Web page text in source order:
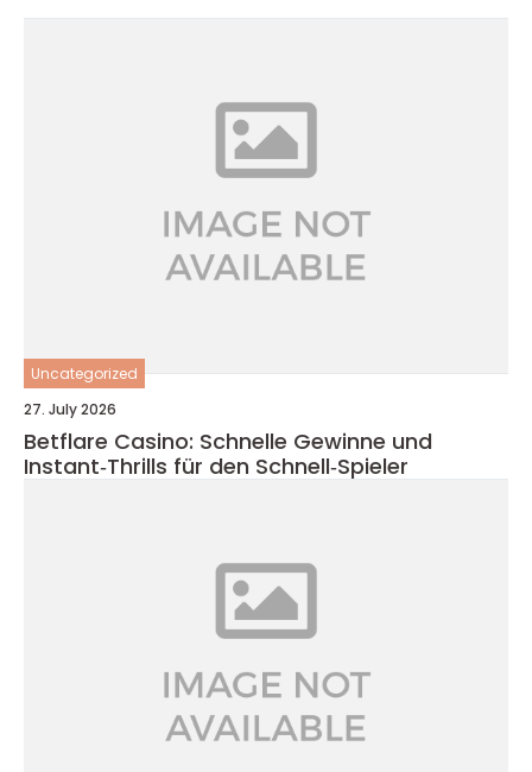
Uncategorized
27. July 2026
Betflare Casino: Schnelle Gewinne und
Instant‑Thrills für den Schnell‑Spieler